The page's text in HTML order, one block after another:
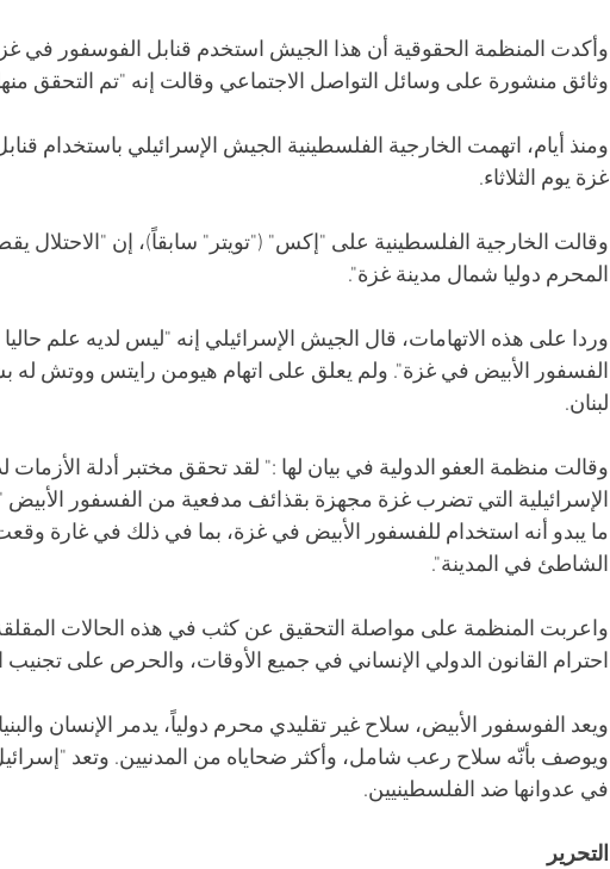
وأكدت المنظمة الحقوقية أن هذا الجيش استخدم قنابل الفوسفور في
وثائق منشورة على وسائل التواصل الاجتماعي وقالت إنه "تم التحقق
ومنذ أيام، اتهمت الخارجية الفلسطينية الجيش الإسرائيلي باستخدام
غزة يوم الثلاثاء.
وقالت الخارجية الفلسطينية على "إكس" ("تويتر" سابقاً)، إن "الاحتلال
المحرم دوليا شمال مدينة غزة".
وردا على هذه الاتهامات، قال الجيش الإسرائيلي إنه "ليس لديه علم
الفسفور الأبيض في غزة". ولم يعلق على اتهام هيومن رايتس ووتش له
لبنان.
وقالت منظمة العفو الدولية في بيان لها :" لقد تحقق مختبر أدلة
الإسرائيلية التي تضرب غزة مجهزة بقذائف مدفعية من الفسفور الأبيض
ما يبدو أنه استخدام للفسفور الأبيض في غزة، بما في ذلك في غارة
الشاطئ في المدينة".
واعربت المنظمة على مواصلة التحقيق عن كثب في هذه الحالات
احترام القانون الدولي الإنساني في جميع الأوقات، والحرص على تجنيب
ويعد الفوسفور الأبيض، سلاح غير تقليدي محرم دولياً، يدمر الإنسان
ويوصف بأنّه سلاح رعب شامل، وأكثر ضحاياه من المدنيين. وتعد
في عدوانها ضد الفلسطينيين.
التحرير